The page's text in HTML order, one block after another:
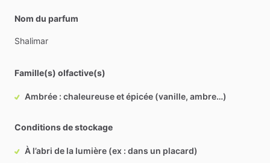
Nom du parfum
Shalimar
Famille(s) olfactive(s)
Ambrée : chaleureuse et épicée (vanille, ambre…)
Conditions de stockage
À l’abri de la lumière (ex : dans un placard)